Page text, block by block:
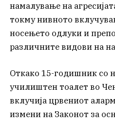
намалување на
токму нивното
носењето одлуки и
различните видови на
Откако 15-годишник со
училиштен тоалет во
вклучија црвениот
измени на Законот за